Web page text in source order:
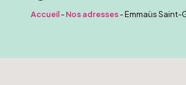
Accueil-Nos adresses-Emmaüs Saint-